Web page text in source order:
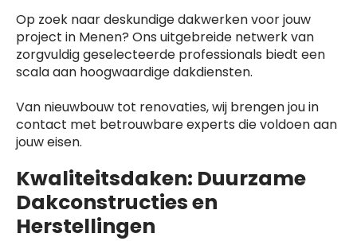
Op zoek naar deskundige dakwerken voor jouw
project in Menen? Ons uitgebreide netwerk van
zorgvuldig geselecteerde professionals biedt een
scala aan hoogwaardige dakdiensten.
Van nieuwbouw tot renovaties, wij brengen jou in
contact met betrouwbare experts die voldoen aan
jouw eisen.
Kwaliteitsdaken: Duurzame
Dakconstructies en
Herstellingen